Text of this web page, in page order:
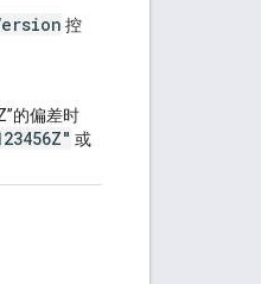
控
的偏差时
或